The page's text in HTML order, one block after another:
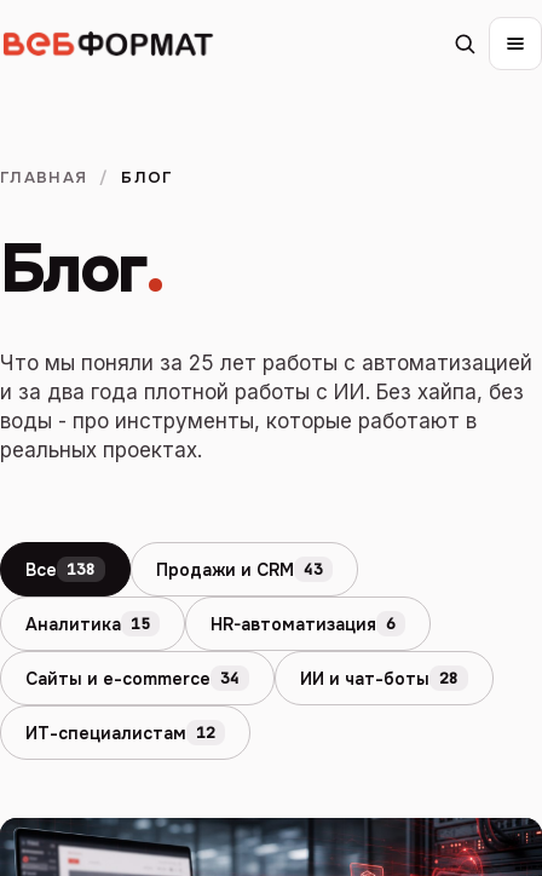
ГЛАВНАЯ / БЛОГ
Блог.
Что мы поняли за 25 лет работы с автоматизацией
и за два года плотной работы с ИИ. Без хайпа, без
воды - про инструменты, которые работают в
реальных проектах.
Все 138 Продажи и CRM 43
Аналитика 15 HR-автоматизация 6
Сайты и e-commerce 34 ИИ и чат-боты 28
ИТ-специалистам 12